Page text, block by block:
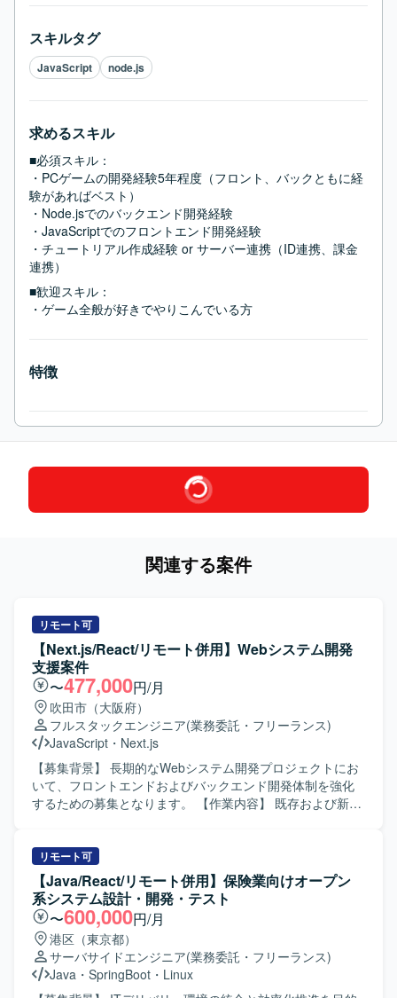
スキルタグ
JavaScript node.js
求めるスキル
■必須スキル：
・PCゲームの開発経験5年程度（フロント、バックともに経
験があればベスト）
・Node.jsでのバックエンド開発経験
・JavaScriptでのフロントエンド開発経験
・チュートリアル作成経験 or サーバー連携（ID連携、課金
連携）
■歓迎スキル：
・ゲーム全般が好きでやりこんでいる方
特徴
関連する案件
リモート可
【Next.js/React/リモート併用】Webシステム開発
支援案件
〜477,000円/月
吹田市（大阪府）
フルスタックエンジニア(業務委託・フリーランス)
JavaScript ・ Next.js
【募集背景】 長期的なWebシステム開発プロジェクトにお
いて、フロントエンドおよびバックエンド開発体制を強化
するための募集となります。 【作業内容】 既存および新規
いたWebアプリケーション開発を行っていただき、API連携
や画面とのデータ連携も実装いただきます。Gitを用いたチ
ーム開発プロセスに参加し、コードレビューやブランチ運
用ルールに沿った開発を行います。Dockerを利用した開発
環境の構築やコンテナベースでの動作確認も実施いただき
ます。仕様駆動開発やAI駆動開発の考え方を取り入れなが
ら、AI活用を意識した設計・実装にも携わっていただきま
す。 【求める人物像】 フロントエンドとバックエンドの両
リモート可
【Java/React/リモート併用】保険業向けオープン
系システム設計・開発・テスト
〜600,000円/月
港区（東京都）
サーバサイドエンジニア(業務委託・フリーランス)
Java ・ SpringBoot ・ Linux